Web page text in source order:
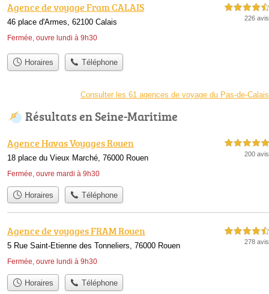
Agence de voyage Fram CALAIS
46 place d'Armes, 62100 Calais
Fermée, ouvre lundi à 9h30
4,5 étoiles sur 5
226 avis
Horaires Téléphone
Consulter les 61 agences de voyage du Pas-de-Calais
Résultats en Seine-Maritime
Agence Havas Voyages Rouen
18 place du Vieux Marché, 76000 Rouen
Fermée, ouvre mardi à 9h30
5,0 étoiles sur 5
200 avis
Horaires Téléphone
Agence de voyages FRAM Rouen
5 Rue Saint-Etienne des Tonneliers, 76000 Rouen
Fermée, ouvre lundi à 9h30
4,5 étoiles sur 5
278 avis
Horaires Téléphone